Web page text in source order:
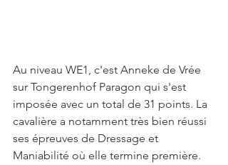
Au niveau WE1, c'est Anneke de Vrée
sur Tongerenhof Paragon qui s'est
imposée avec un total de 31 points. La
cavalière a notamment très bien réussi
ses épreuves de Dressage et
Maniabilité où elle termine première.